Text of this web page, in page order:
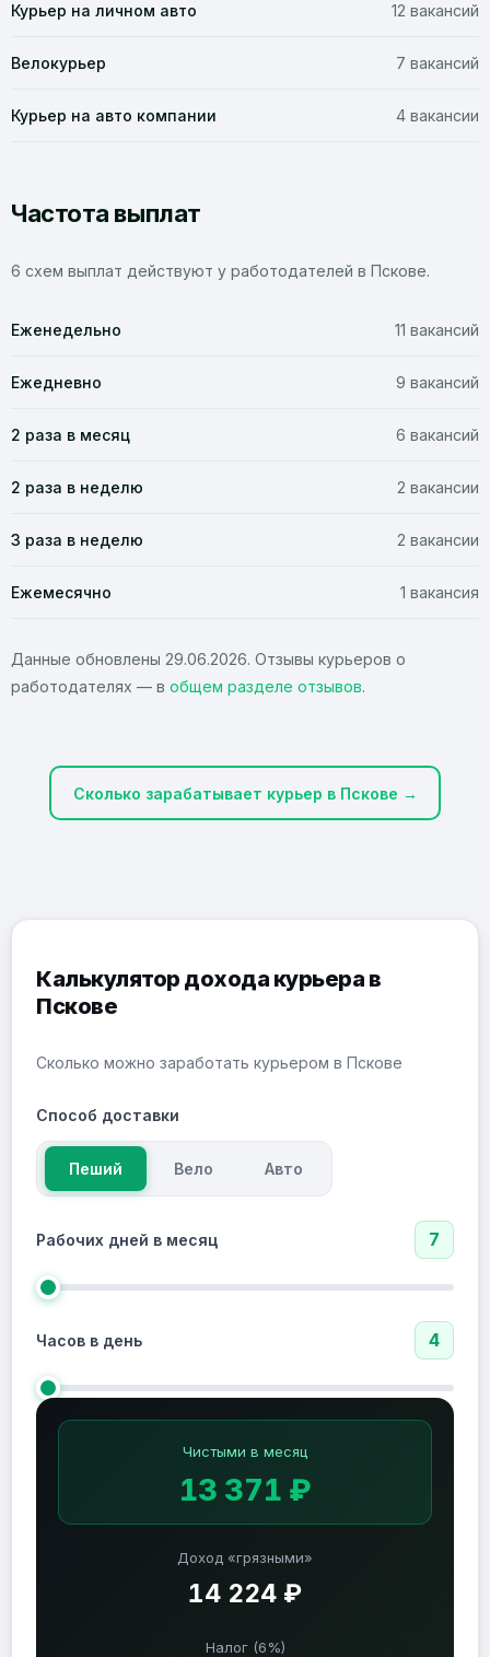
Курьер на личном авто 12 вакансий
Велокурьер 7 вакансий
Курьер на авто компании 4 вакансии
Частота выплат
6 схем выплат действуют у работодателей в Пскове.
Еженедельно 11 вакансий
Ежедневно 9 вакансий
2 раза в месяц 6 вакансий
2 раза в неделю 2 вакансии
3 раза в неделю 2 вакансии
Ежемесячно 1 вакансия
Данные обновлены 29.06.2026. Отзывы курьеров о
работодателях — в общем разделе отзывов.
Сколько зарабатывает курьер в Пскове →
Калькулятор дохода курьера в
Пскове
Сколько можно заработать курьером в Пскове
Способ доставки
Пеший Вело Авто
Рабочих дней в месяц 7
Часов в день 4
Доход «грязными»
14 224 ₽
Налог (6%)
Чистыми в месяц
13 371 ₽